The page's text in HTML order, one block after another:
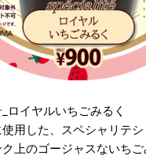
_ロイヤルいちごみる
用した、スペシャリテ
上のゴージャスないち